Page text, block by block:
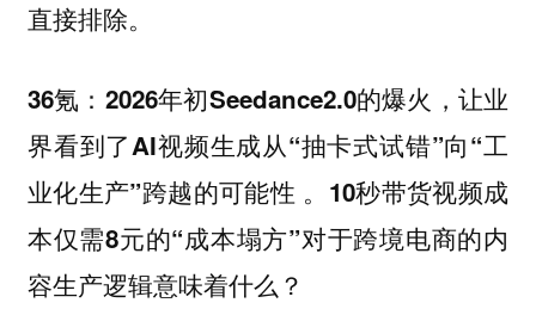
直接排除。
36氪：2026年初Seedance2.0的爆火，让业
界看到了AI视频生成从“抽卡式试错”向“工
业化生产”跨越的可能性 。10秒带货视频成
本仅需8元的“成本塌方”对于跨境电商的内
容生产逻辑意味着什么？